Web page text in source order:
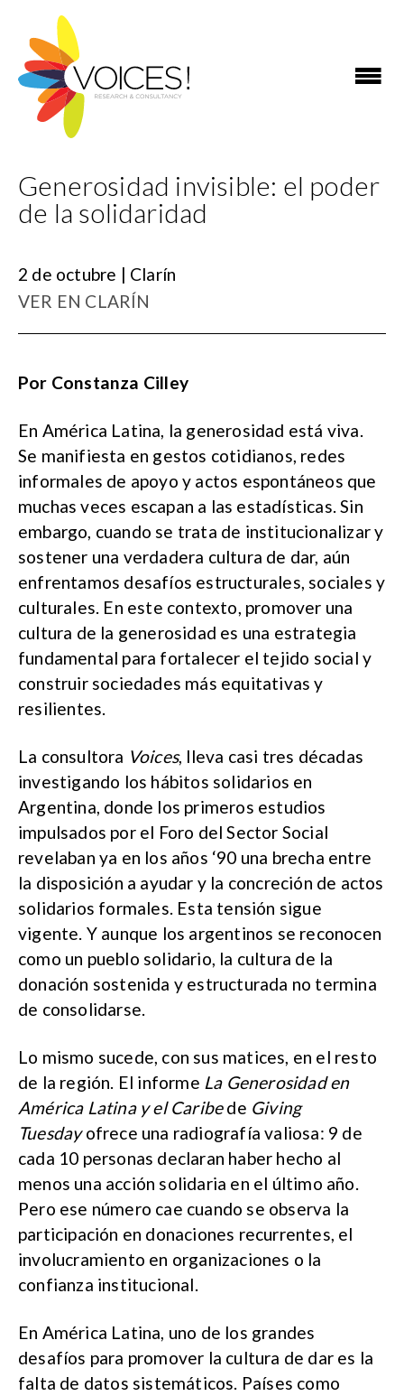
Generosidad invisible: el poder
de la solidaridad
2 de octubre | Clarín
VER EN CLARÍN
Por Constanza Cilley
En América Latina, la generosidad está viva.
Se manifiesta en gestos cotidianos, redes
informales de apoyo y actos espontáneos que
muchas veces escapan a las estadísticas. Sin
embargo, cuando se trata de institucionalizar y
sostener una verdadera cultura de dar, aún
enfrentamos desafíos estructurales, sociales y
culturales. En este contexto, promover una
cultura de la generosidad es una estrategia
fundamental para fortalecer el tejido social y
construir sociedades más equitativas y
resilientes.
La consultora Voices, lleva casi tres décadas
investigando los hábitos solidarios en
Argentina, donde los primeros estudios
impulsados por el Foro del Sector Social
revelaban ya en los años ‘90 una brecha entre
la disposición a ayudar y la concreción de actos
solidarios formales. Esta tensión sigue
vigente. Y aunque los argentinos se reconocen
como un pueblo solidario, la cultura de la
donación sostenida y estructurada no termina
de consolidarse.
Lo mismo sucede, con sus matices, en el resto
de la región. El informe La Generosidad en
América Latina y el Caribede Giving
Tuesdayofrece una radiografía valiosa: 9 de
cada 10 personas declaran haber hecho al
menos una acción solidaria en el último año.
Pero ese número cae cuando se observa la
participación en donaciones recurrentes, el
involucramiento en organizaciones o la
confianza institucional.
En América Latina, uno de los grandes
desafíos para promover la cultura de dar es la
falta de datos sistemáticos. Países como